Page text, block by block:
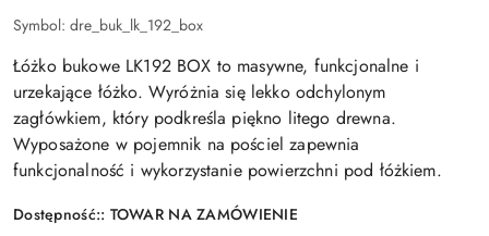
Symbol: dre_buk_lk_192_box
Łóżko bukowe LK192 BOX to masywne, funkcjonalne i
urzekające łóżko. Wyróżnia się lekko odchylonym
zagłówkiem, który podkreśla piękno litego drewna.
Wyposażone w pojemnik na pościel zapewnia
funkcjonalność i wykorzystanie powierzchni pod łóżkiem.
Dostępność:: TOWAR NA ZAMÓWIENIE